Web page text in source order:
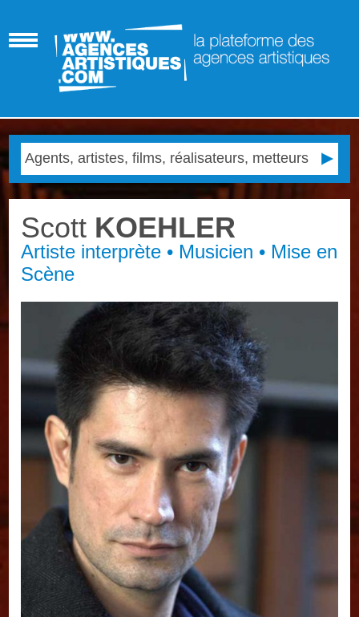
Scott KOEHLER
Artiste interprète • Musicien • Mise en
Scène